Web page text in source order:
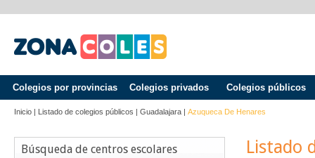
Colegios por provincias Colegios privados Colegios públicos
Inicio | Listado de colegios públicos | Guadalajara | Azuqueca De Henares
Búsqueda de centros escolares Listado